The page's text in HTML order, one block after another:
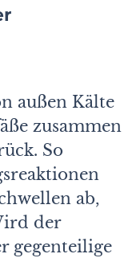
außen Kälte
zusammen
So
ab,
der
gegenteilige